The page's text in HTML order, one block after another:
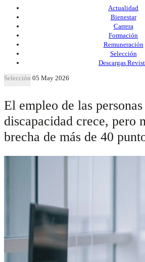
Actualidad
Bienestar
Carrera
Formación
Remuneración
Selección
Descargas
Selección 05 May 2026
El empleo de las
discapacidad crece, pero
brecha de más de 40